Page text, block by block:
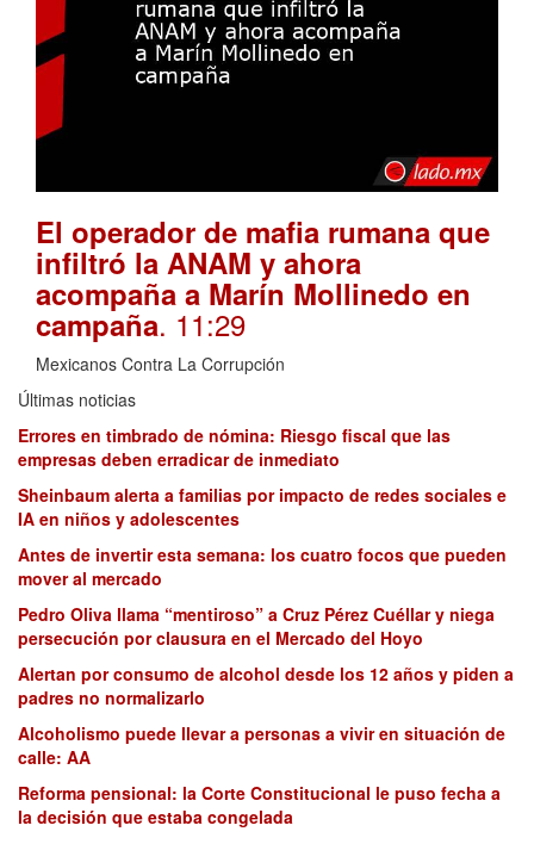
El operador de mafia rumana que
infiltró la ANAM y ahora
acompaña a Marín Mollinedo en
campaña. 11:29
Mexicanos Contra La Corrupción
Últimas noticias
Errores en timbrado de nómina: Riesgo fiscal que las
empresas deben erradicar de inmediato
Sheinbaum alerta a familias por impacto de redes sociales e
IA en niños y adolescentes
Antes de invertir esta semana: los cuatro focos que pueden
mover al mercado
Pedro Oliva llama “mentiroso” a Cruz Pérez Cuéllar y niega
persecución por clausura en el Mercado del Hoyo
Alertan por consumo de alcohol desde los 12 años y piden a
padres no normalizarlo
Alcoholismo puede llevar a personas a vivir en situación de
calle: AA
Reforma pensional: la Corte Constitucional le puso fecha a
la decisión que estaba congelada